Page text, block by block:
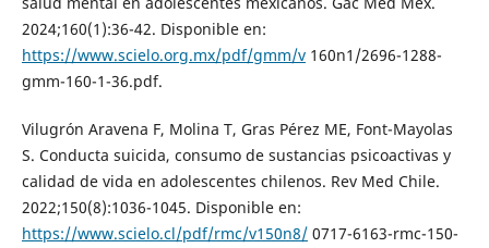
2024;160(1):36-42. Disponible en:
https://www.scielo.org.mx/pdf/gmm/v160n1/2696-1288-
gmm-160-1-36.pdf.
Vilugrón Aravena F, Molina T, Gras Pérez ME, Font-Mayolas
S. Conducta suicida, consumo de sustancias psicoactivas y
calidad de vida en adolescentes chilenos. Rev Med Chile.
2022;150(8):1036-1045. Disponible en:
https://www.scielo.cl/pdf/rmc/v150n8/0717-6163-rmc-150-